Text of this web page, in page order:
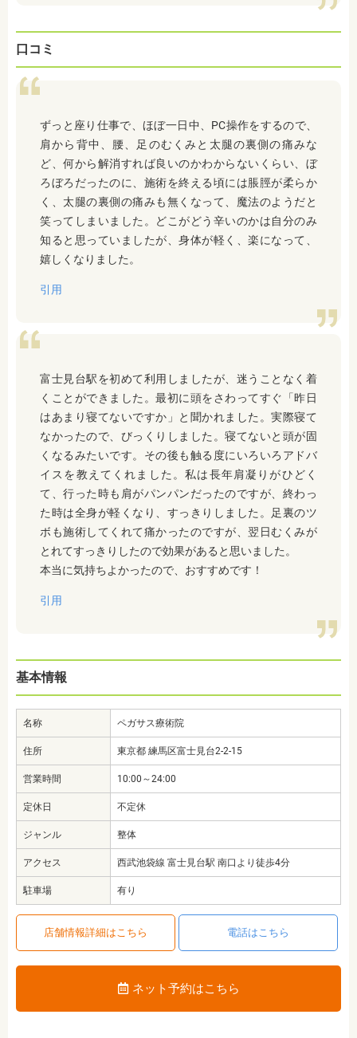
口コミ
ずっと座り仕事で、ほぼ一日中、PC操作をするので、
肩から背中、腰、足のむくみと太腿の裏側の痛みな
ど、何から解消すれば良いのかわからないくらい、ぼ
ろぼろだったのに、施術を終える頃には脹脛が柔らか
く、太腿の裏側の痛みも無くなって、魔法のようだと
笑ってしまいました。どこがどう辛いのかは自分のみ
知ると思っていましたが、身体が軽く、楽になって、
嬉しくなりました。
引用
富士見台駅を初めて利用しましたが、迷うことなく着
くことができました。最初に頭をさわってすぐ「昨日
はあまり寝てないですか」と聞かれました。実際寝て
なかったので、びっくりしました。寝てないと頭が固
くなるみたいです。その後も触る度にいろいろアドバ
イスを教えてくれました。私は長年肩凝りがひどく
て、行った時も肩がパンパンだったのですが、終わっ
た時は全身が軽くなり、すっきりしました。足裏のツ
ボも施術してくれて痛かったのですが、翌日むくみが
とれてすっきりしたので効果があると思いました。
本当に気持ちよかったので、おすすめです！
引用
基本情報
名称 ペガサス療術院
住所 東京都 練馬区富士見台2-2-15
営業時間 10:00～24:00
定休日 不定休
ジャンル 整体
アクセス 西武池袋線 富士見台駅 南口より徒歩4分
駐車場 有り
店舗情報詳細はこちら 電話はこちら
ネット予約はこちら